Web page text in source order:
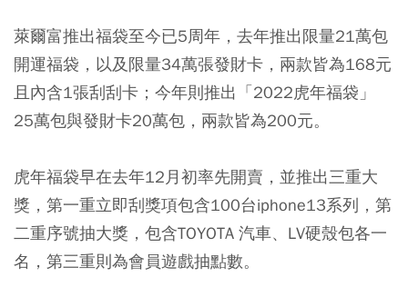
萊爾富推出福袋至今已5周年，去年推出限量21萬包
開運福袋，以及限量34萬張發財卡，兩款皆為168元
且內含1張刮刮卡；今年則推出「2022虎年福袋」
25萬包與發財卡20萬包，兩款皆為200元。
虎年福袋早在去年12月初率先開賣，並推出三重大
獎，第一重立即刮獎項包含100台iphone13系列，第
二重序號抽大獎，包含TOYOTA 汽車、LV硬殼包各一
名，第三重則為會員遊戲抽點數。